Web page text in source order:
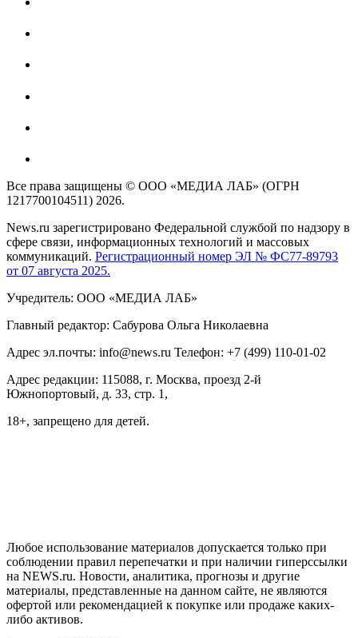
Все права защищены © ООО «МЕДИА ЛАБ» (ОГРН
1217700104511) 2026.
News.ru зарегистрировано Федеральной службой по надзору в
сфере связи, информационных технологий и массовых
коммуникаций. Регистрационный номер ЭЛ № ФС77-89793
от 07 августа 2025.
Учредитель: ООО «МЕДИА ЛАБ»
Главный редактор: Сабурова Ольга Николаевна
Адрес эл.почты: info@news.ru Телефон: +7 (499) 110-01-02
Адрес редакции: 115088, г. Москва, проезд 2-й
Южнопортовый, д. 33, стр. 1,
18+, запрещено для детей.
Любое использование материалов допускается только при
соблюдении правил перепечатки и при наличии гиперссылки
на NEWS.ru. Новости, аналитика, прогнозы и другие
материалы, представленные на данном сайте, не являются
офертой или рекомендацией к покупке или продаже каких-
либо активов.